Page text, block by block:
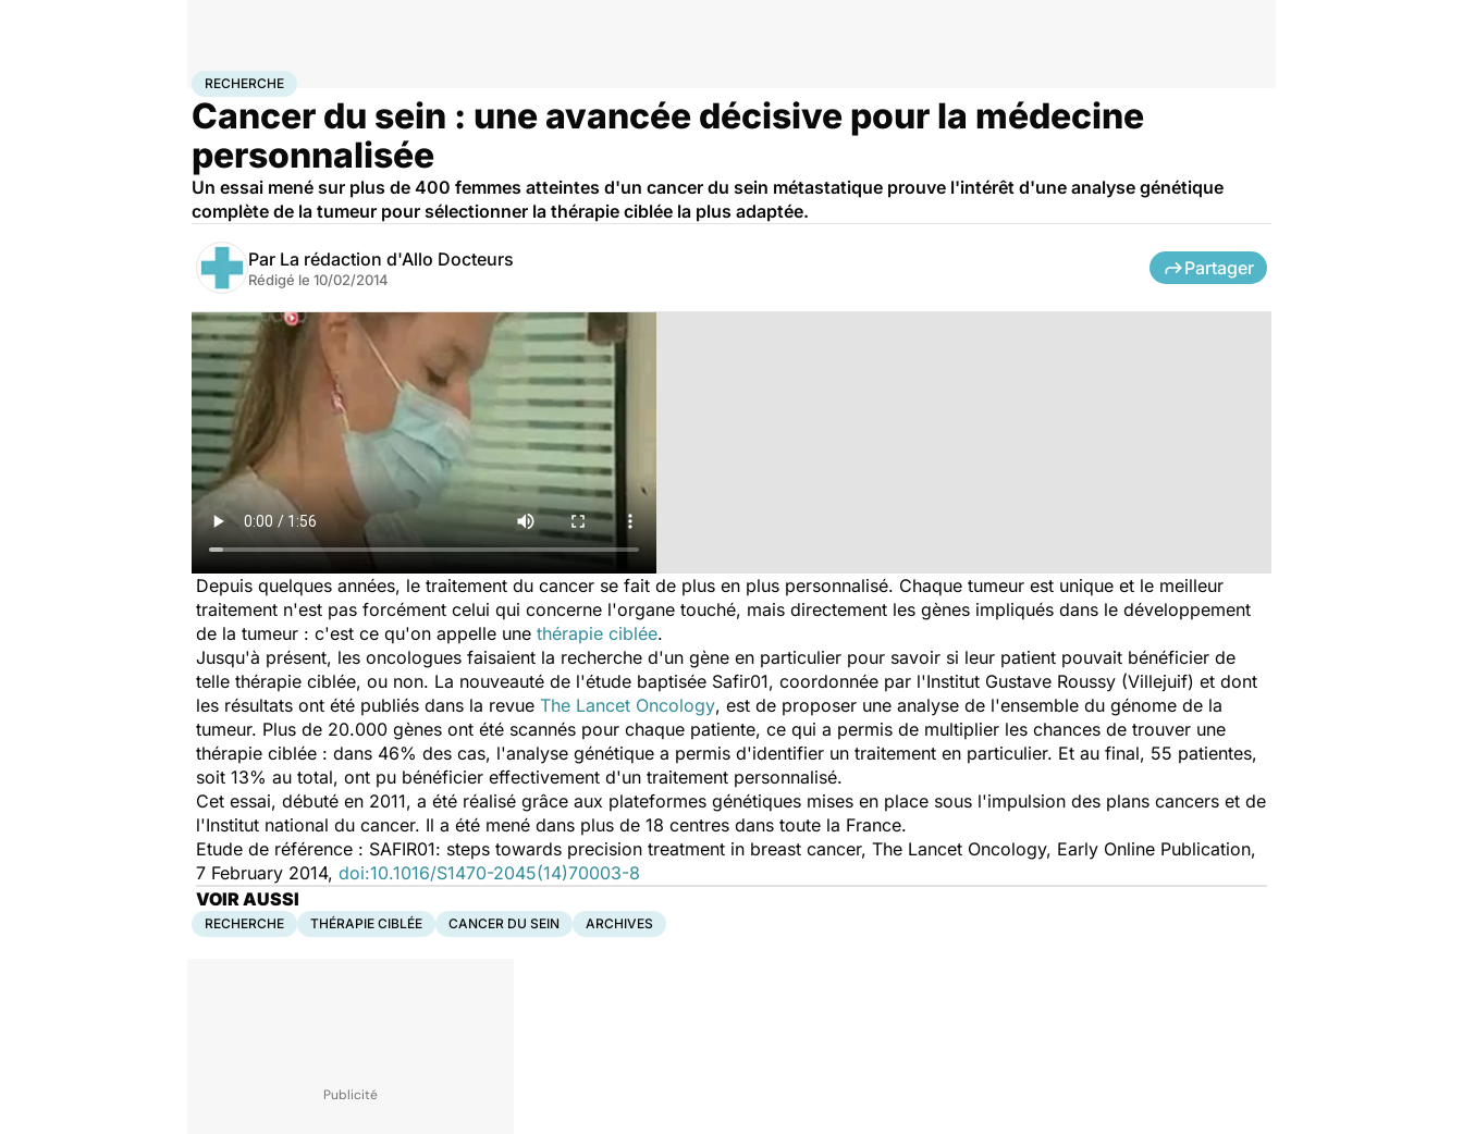
AccueilSantéMaladies
RECHERCHE
Cancer du sein : une avancée décisive pour la médecine
personnalisée
Un essai mené sur plus de 400 femmes atteintes d'un cancer du sein métastatique prouve l'intérêt d'une analyse génétique
complète de la tumeur pour sélectionner la thérapie ciblée la plus adaptée.
Par La rédaction d'Allo Docteurs
Rédigé le 10/02/2014
Partager
Depuis quelques années, le traitement du cancer se fait de plus en plus personnalisé. Chaque tumeur est unique et le meilleur
traitement n'est pas forcément celui qui concerne l'organe touché, mais directement les gènes impliqués dans le développement
de la tumeur : c'est ce qu'on appelle une thérapie ciblée.
Jusqu'à présent, les oncologues faisaient la recherche d'un gène en particulier pour savoir si leur patient pouvait bénéficier de
telle thérapie ciblée, ou non. La nouveauté de l'étude baptisée Safir01, coordonnée par l'Institut Gustave Roussy (Villejuif) et dont
les résultats ont été publiés dans la revue The Lancet Oncology, est de proposer une analyse de l'ensemble du génome de la
tumeur. Plus de 20.000 gènes ont été scannés pour chaque patiente, ce qui a permis de multiplier les chances de trouver une
thérapie ciblée : dans 46% des cas, l'analyse génétique a permis d'identifier un traitement en particulier. Et au final, 55 patientes,
soit 13% au total, ont pu bénéficier effectivement d'un traitement personnalisé.
Cet essai, débuté en 2011, a été réalisé grâce aux plateformes génétiques mises en place sous l'impulsion des plans cancers et de
l'Institut national du cancer. Il a été mené dans plus de 18 centres dans toute la France.
Etude de référence : SAFIR01: steps towards precision treatment in breast cancer, The Lancet Oncology, Early Online Publication,
7 February 2014, doi:10.1016/S1470-2045(14)70003-8
VOIR AUSSI
RECHERCHE THÉRAPIE CIBLÉE CANCER DU SEIN ARCHIVES